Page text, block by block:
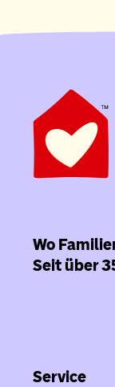
Wo
Seit über
Service